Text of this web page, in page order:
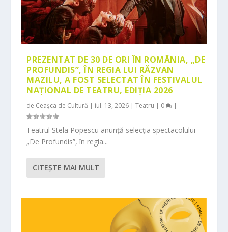
PREZENTAT DE 30 DE ORI ÎN ROMÂNIA, „DE
PROFUNDIS”, ÎN REGIA LUI RĂZVAN
MAZILU, A FOST SELECTAT ÎN FESTIVALUL
NAȚIONAL DE TEATRU, EDIȚIA 2026
de Ceașca de Cultură | iul. 13, 2026 |Teatru | 0 |
Teatrul Stela Popescu anunță selecția spectacolului
„De Profundis”, în regia...
CITEŞTE MAI MULT